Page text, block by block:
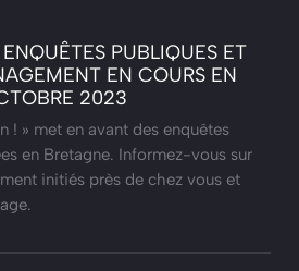
PUBLIQUES ET
EN COURS EN
2023
! » met en avant des enquêtes
en Bretagne. Informez-vous sur
initiés près de chez vous et